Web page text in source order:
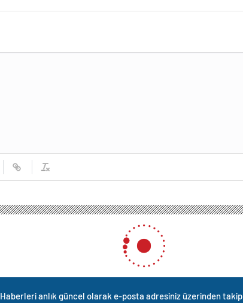
değerlendirdi
Haberleri anlık güncel olarak e-posta adresiniz üzerinden takip